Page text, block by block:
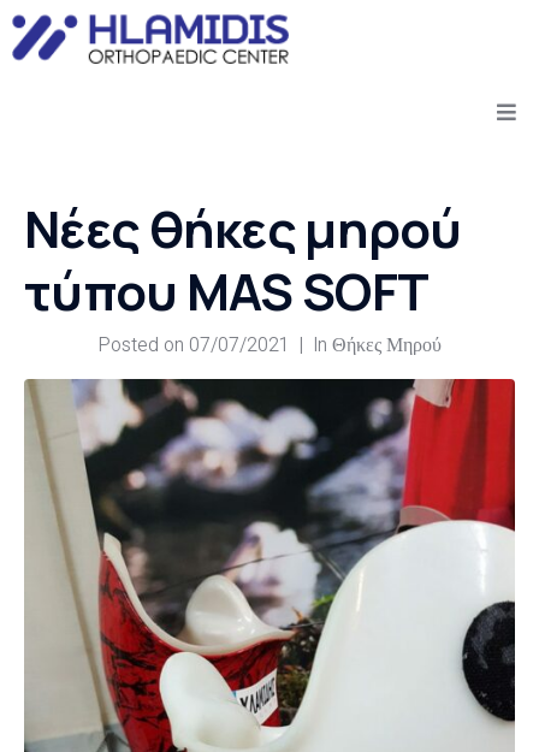
Νέες θήκες μηρού
τύπου MAS SOFT
Posted on 07/07/2021 In Θήκες Μηρού